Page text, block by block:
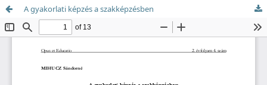
A gyakorlati képzés a szakképzésben